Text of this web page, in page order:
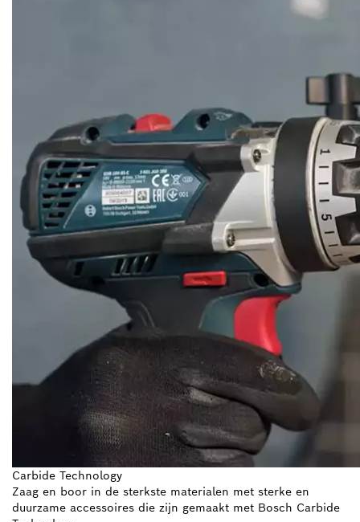
Carbide Technology
Zaag en boor in de sterkste materialen met sterke en
duurzame accessoires die zijn gemaakt met Bosch Carbide